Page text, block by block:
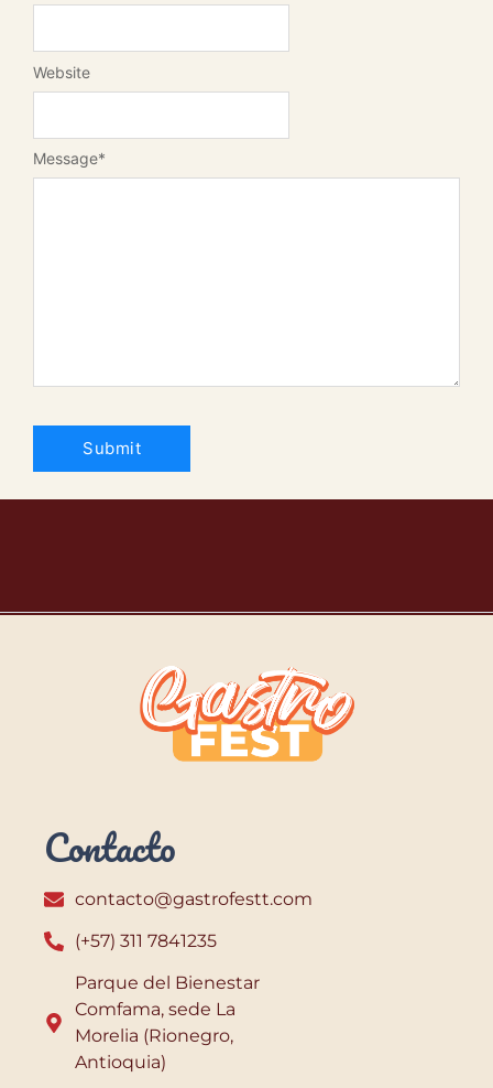
Message*
Website
Contacto
contacto@gastrofestt.com
(+57) 311 7841235
Parque del Bienestar
Comfama, sede La
Morelia (Rionegro,
Antioquia)